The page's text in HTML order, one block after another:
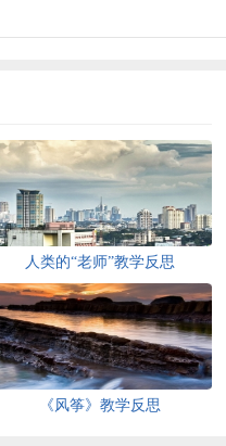
人类的“老师”教学反思
《风筝》教学反思